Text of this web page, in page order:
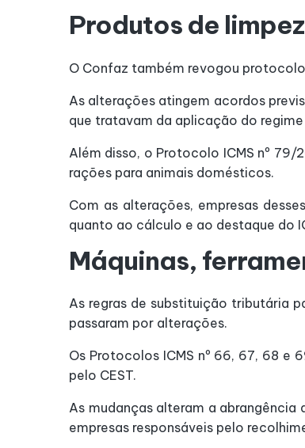
Produtos de
O Confaz também revogou
As alterações atingem acordos
que tratavam da aplicação do
Além disso, o Protocolo ICMS nº
rações para animais domésticos.
Com as alterações, empresas
quanto ao cálculo e ao destaque do
Máquinas,
As regras de substituição tributária
passaram por alterações.
Os Protocolos ICMS nº 66, 67, 68 e
pelo CEST.
As mudanças alteram a
empresas responsáveis pelo